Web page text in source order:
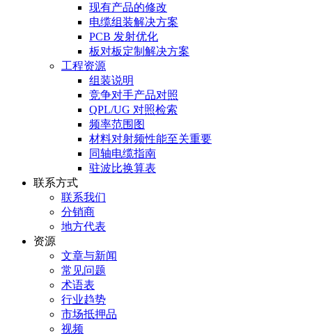
现有产品的修改
电缆组装解决方案
PCB 发射优化
板对板定制解决方案
工程资源
组装说明
竞争对手产品对照
QPL/UG 对照检索
频率范围图
材料对射频性能至关重要
同轴电缆指南
驻波比换算表
联系方式
联系我们
分销商
地方代表
资源
文章与新闻
常见问题
术语表
行业趋势
市场抵押品
视频